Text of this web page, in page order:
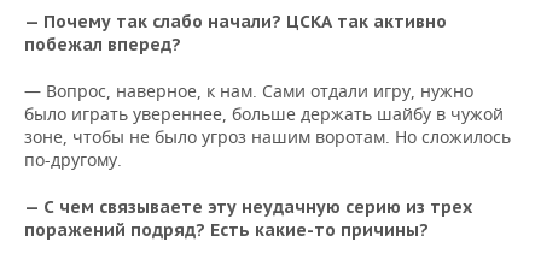
ИНВЕСТИЦИИ
НЕФТЕХИМИЯ
НЕФТЬ
ОПК
ЭНЕРГЕТИКА
НОВОСТИ БИЗНЕСА
РОЗНИЧНАЯ ТОРГОВЛЯ
ТРАНСПОРТ
ТЕХНОЛОГИИ
НОВОСТИ ТЕХНОЛОГИЙ
IT
ТЕЛЕКОММУНИКАЦИИ
МЕРОПРИЯТИЯ
НОВОСТИ МЕРОПРИЯТИЙ
БИЗНЕС-БРАНЧИ
СПОРТ
ФУТБОЛ
НОВОСТИ ОБЩЕСТВА
ФОТОГАЛЕРЕЯ
— Почему так слабо начали? ЦСКА так активно
побежал вперед?
— Вопрос, наверное, к нам. Сами отдали игру, нужно
было играть увереннее, больше держать шайбу в чужой
зоне, чтобы не было угроз нашим воротам. Но сложилось
по-другому.
— С чем связываете эту неудачную серию из трех
поражений подряд? Есть какие-то причины?